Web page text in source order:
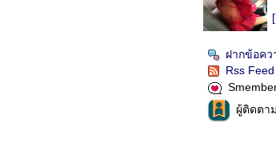
ฝากข้อคว
Rss Feed
ผู้ติดตา